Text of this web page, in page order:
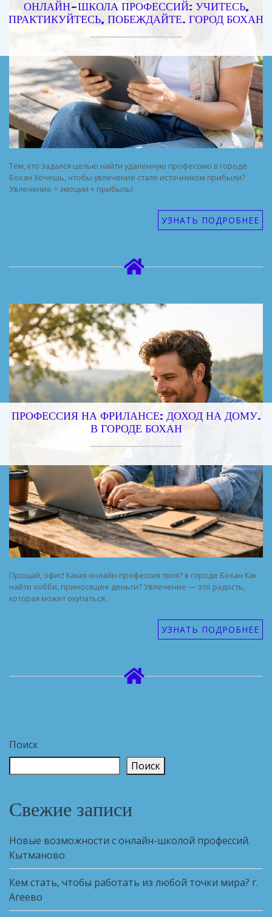
ОНЛАЙН-ШКОЛА ПРОФЕССИЙ: УЧИТЕСЬ,
ПРАКТИКУЙТЕСЬ, ПОБЕЖДАЙТЕ. ГОРОД БОХАН
Тем, кто задался целью найти удаленную профессию в городе
Бохан Хочешь, чтобы увлечение стало источником прибыли?
Увлечение = эмоции + прибыль!
УЗНАТЬ ПОДРОБНЕЕ
ПРОФЕССИЯ НА ФРИЛАНСЕ: ДОХОД НА ДОМУ.
В ГОРОДЕ БОХАН
Прощай, офис! Какая онлайн-профессия твоя? в городе Бохан Как
найти хобби, приносящее деньги? Увлечение — это радость,
которая может окупаться.
УЗНАТЬ ПОДРОБНЕЕ
Поиск
Поиск
Свежие записи
Новые возможности с онлайн-школой профессий.
Кытманово
Кем стать, чтобы работать из любой точки мира? г.
Агеево